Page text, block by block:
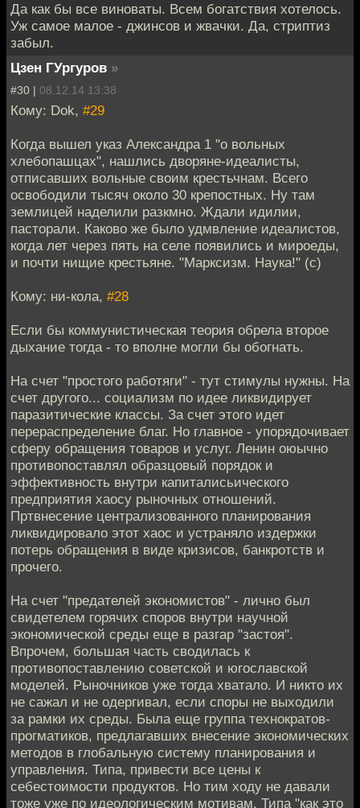
Да как бы все виноваты. Всем богатствия хотелось.
Уж самое малое - джинсов и жвачки. Да, стриптиз
забыл.
Цзен ГУргуров »
#30 | 08.12.14 13:38
Кому: Dok, #29
Когда вышел указ Александра 1 "о вольных
хлебопашцах", нашлись дворяне-идеалисты,
отписавших вольные своим крестьчнам. Всего
освободили тысяч около 30 крепостных. Ну там
землицей наделили разкмно. Ждали идилии,
пасторали. Каково же было удмвление идеалистов,
когда лет через пять на селе появились и мироеды,
и почти нищие крестьяне. "Марксизм. Наука!" (с)
Кому: ни-кола, #28
Если бы коммунистическая теория обрела второе
дыхание тогда - то вполне могли бы обогнать.
На счет "простого работяги" - тут стимулы нужны. На
счет другого... социализм по идее ликвидирует
паразитические классы. За счет этого идет
перераспределение благ. Но главное - упорядочивает
сферу обращения товаров и услуг. Ленин оюычно
противопоставлял образцовый порядок и
эффективность внутри капиталисьического
предприятия хаосу рыночных отношений.
Пртвнесение централизованного планирования
ликвидировало этот хаос и устраняло издержки
потерь обращения в виде кризисов, банкротств и
прочего.
На счет "предателей экономистов" - лично был
свидетелем горячих споров внутри научной
экономической среды еще в разгар "застоя".
Впрочем, большая часть сводилась к
противопоставлению советской и югославской
моделей. Рыночников уже тогда хватало. И никто их
не сажал и не одергивал, если споры не выходили
за рамки их среды. Была еще группа технократов-
прогматиков, предлагавших внесение экономических
методов в глобальную систему планирования и
управления. Типа, привести все цены к
себестоимости продуктов. Но тим ходу не давали
тоже уже по идеологическим мотивам. Типа "как это